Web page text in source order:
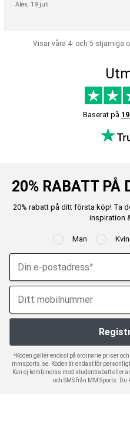
Alex, 19 juli
Visar våra 4- och 5-stjärniga
Baserat på
20% RABATT PÅ
20% rabatt på ditt första köp! Ta
inspiration
Man
*Koden gäller endast på ordinarie priser
mmsports.se. Koden är endast för
Kan ej kombineras med studentrabatt eller
och SMS från MM Sports.